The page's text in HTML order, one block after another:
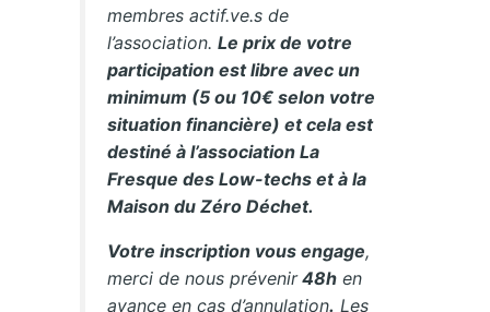
membres actif.ve.s de
l’association.Le prix de votre
participation est libre avec un
minimum (5 ou 10€ selon votre
situation financière) et cela est
destiné à l’association La
Fresque des Low-techs et à la
Maison du Zéro Déchet.
Votre inscription vous engage,
merci de nous prévenir48h en
avance en cas d’annulation. Les